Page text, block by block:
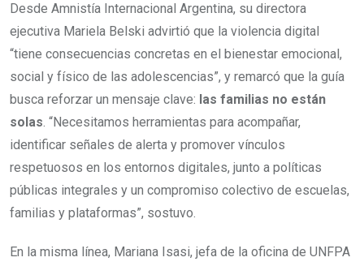
Desde Amnistía Internacional Argentina, su directora
ejecutiva Mariela Belski advirtió que la violencia digital
“tiene consecuencias concretas en el bienestar emocional,
social y físico de las adolescencias”, y remarcó que la guía
busca reforzar un mensaje clave: las familias no están
solas. “Necesitamos herramientas para acompañar,
identificar señales de alerta y promover vínculos
respetuosos en los entornos digitales, junto a políticas
públicas integrales y un compromiso colectivo de escuelas,
familias y plataformas”, sostuvo.
En la misma línea, Mariana Isasi, jefa de la oficina de UNFPA